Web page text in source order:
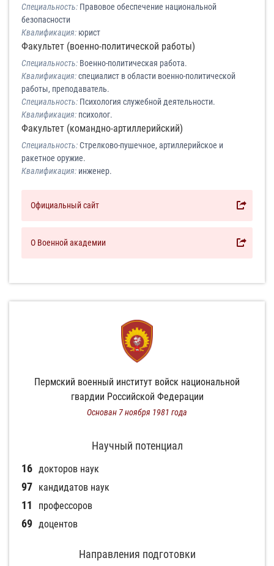
Специальность: Правовое обеспечение национальной
безопасности
Квалификация: юрист
Факультет (военно-политической работы)
Специальность: Военно-политическая работа.
Квалификация:специалист в области военно-политической
работы, преподаватель.
Специальность: Психология служебной деятельности.
Квалификация: психолог.
Факультет (командно-артиллерийский)
Специальность:Стрелково-пушечное, артиллерийское и
ракетное оружие.
Квалификация: инженер.
Официальный сайт
О Военной академии
Пермский военный институт войск национальной
гвардии Российской Федерации
Основан 7 ноября 1981 года
Научный потенциал
16 докторов наук
97 кандидатов наук
11 профессоров
69 доцентов
Направления подготовки